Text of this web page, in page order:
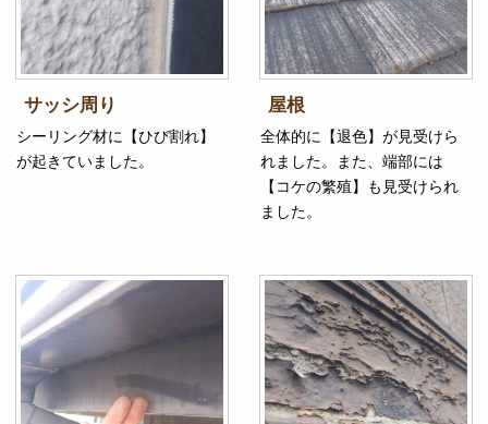
サッシ周り
シーリング材に【ひび割れ】
が起きていました。
屋根
全体的に【退色】が見受けら
れました。また、端部には
【コケの繁殖】も見受けられ
ました。